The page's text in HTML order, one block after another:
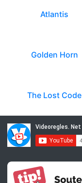
Atlantis
Golden Horn
The Lost Code